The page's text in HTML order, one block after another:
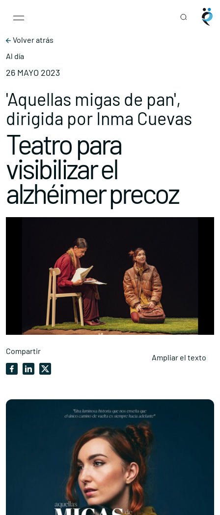
Main Navigation
Volver atrás
Al día
26 MAYO 2023
'Aquellas migas de pan',
dirigida por Inma Cuevas
Teatro para
visibilizar el
alzhéimer precoz
Compartir
Ampliar el texto